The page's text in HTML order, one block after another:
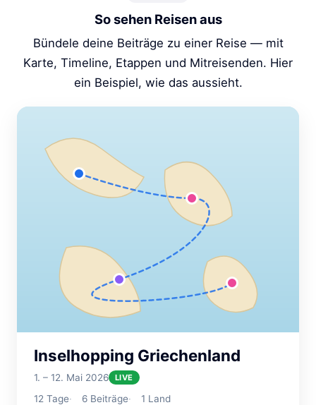
So sehen Reisen aus
Bündele deine Beiträge zu einer Reise — mit
Karte, Timeline, Etappen und Mitreisenden. Hier
ein Beispiel, wie das aussieht.
Inselhopping Griechenland
1. – 12. Mai 2026 LIVE
12 Tage 6 Beiträge 1 Land